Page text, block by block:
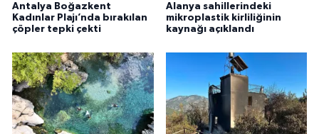
Antalya Boğazkent
Kadınlar Plajı’nda bırakılan
çöpler tepki çekti
Alanya sahillerindeki
mikroplastik kirliliğinin
kaynağı açıklandı